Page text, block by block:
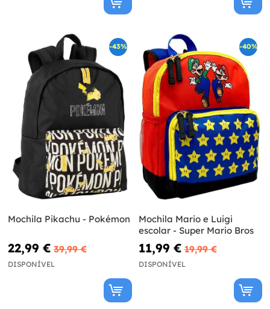
-43%
Mochila Pikachu - Pokémon
22,99 € 39,99 €
DISPONÍVEL
-40%
Mochila Mario e Luigi
escolar - Super Mario Bros
11,99 € 19,99 €
DISPONÍVEL